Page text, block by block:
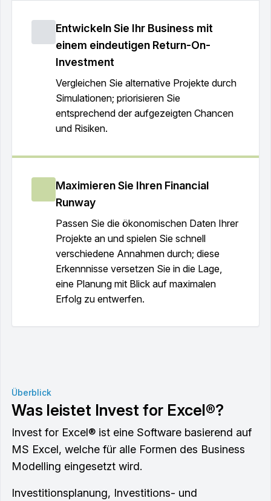
Entwickeln Sie Ihr Business mit
einem eindeutigen Return-On-
Investment
Vergleichen Sie alternative Projekte durch
Simulationen; priorisieren Sie
entsprechend der aufgezeigten Chancen
und Risiken.
Maximieren Sie Ihren Financial
Runway
Passen Sie die ökonomischen Daten Ihrer
Projekte an und spielen Sie schnell
verschiedene Annahmen durch; diese
Erkennnisse versetzen Sie in die Lage,
eine Planung mit Blick auf maximalen
Erfolg zu entwerfen.
Überblick
Was leistet Invest for Excel®?
Invest for Excel® ist eine Software basierend auf
MS Excel, welche für alle Formen des Business
Modelling eingesetzt wird.
Investitionsplanung, Investitions- und